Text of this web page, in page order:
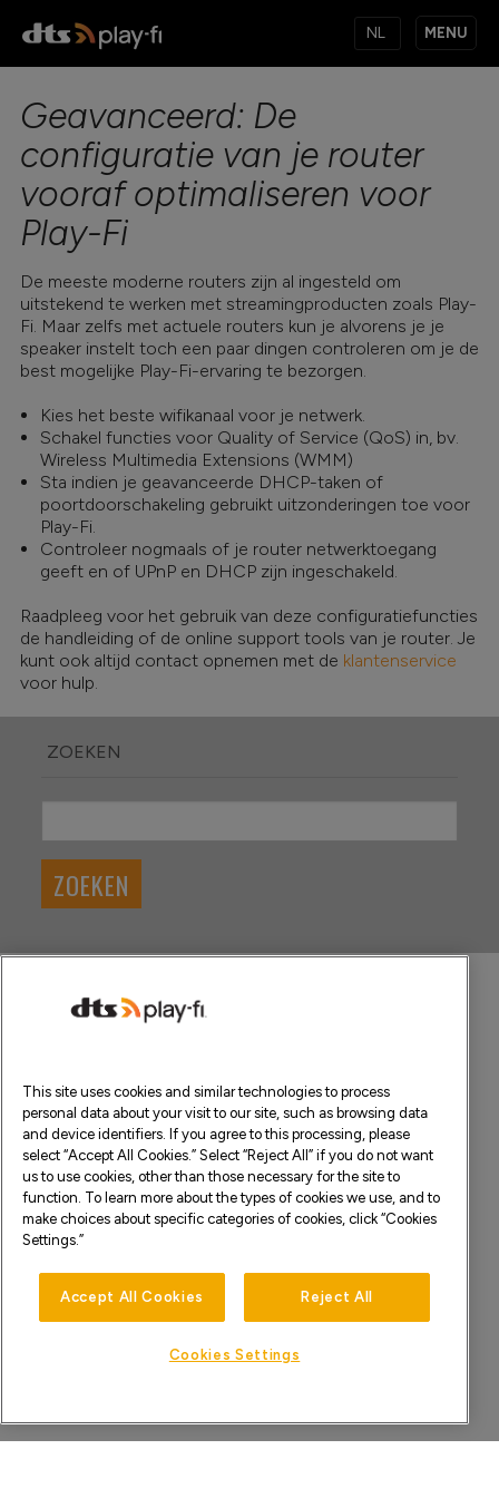
MENU
PRODUCTEN
MUZIEKDIENSTEN
APPS
Geavanceerd: De
configuratie van je router
vooraf optimaliseren voor
Play-Fi
De meeste moderne routers zijn al ingesteld om
uitstekend te werken met streamingproducten zoals Play-
Fi. Maar zelfs met actuele routers kun je alvorens je je
speaker instelt toch een paar dingen controleren om je de
best mogelijke Play-Fi-ervaring te bezorgen.
Kies het beste wifikanaal voor je netwerk.
Schakel functies voor Quality of Service (QoS) in, bv.
Wireless Multimedia Extensions (WMM)
Sta indien je geavanceerde DHCP-taken of
poortdoorschakeling gebruikt uitzonderingen toe voor
Play-Fi.
Controleer nogmaals of je router netwerktoegang
geeft en of UPnP en DHCP zijn ingeschakeld.
Raadpleeg voor het gebruik van deze configuratiefuncties
de handleiding of de online support tools van je router. Je
kunt ook altijd contact opnemen met de klantenservice
voor hulp.
ZOEKEN
This site uses cookies and similar technologies to process
personal data about your visit to our site, such as browsing data
and device identifiers. If you agree to this processing, please
select “Accept All Cookies.” Select “Reject All” if you do not want
us to use cookies, other than those necessary for the site to
function. To learn more about the types of cookies we use, and to
make choices about specific categories of cookies, click “Cookies
Settings.”
Accept All Cookies Reject All
Cookies Settings